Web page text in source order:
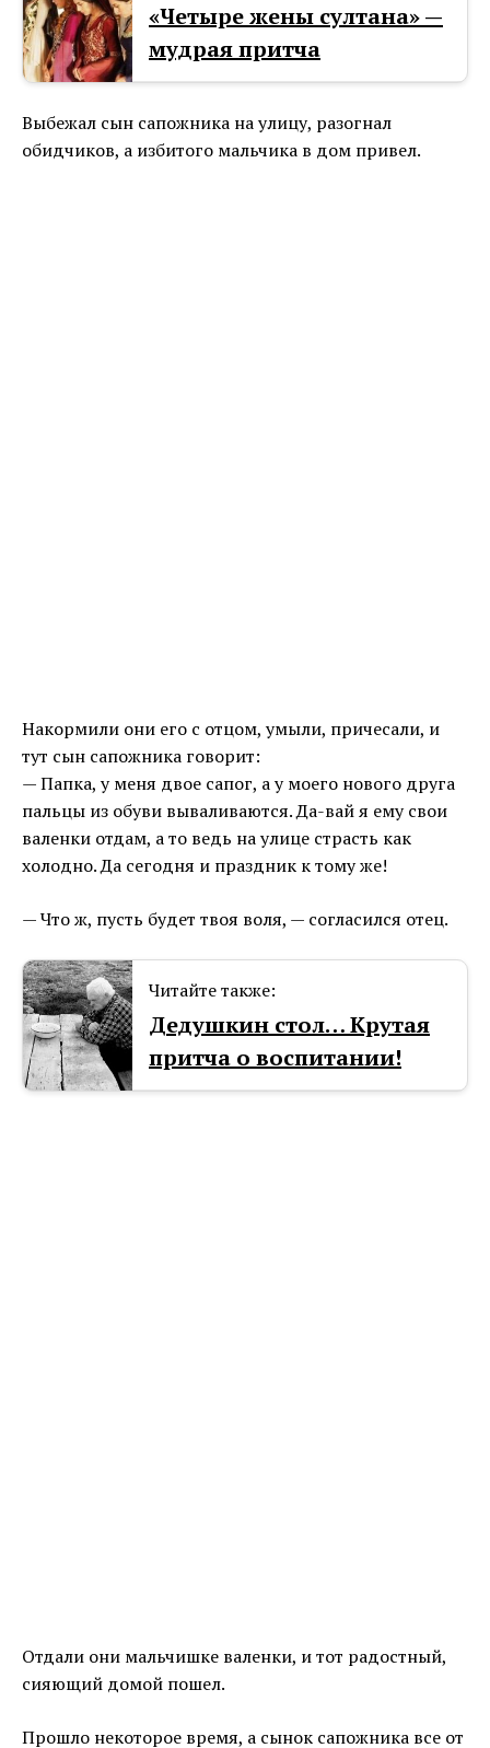
«Четыре жены султана» —
мудрая притча
Выбежал сын сапожника на улицу, разогнал
обидчиков, а избитого мальчика в дом привел.
Накормили они его с отцом, умыли, причесали, и
тут сын сапожника говорит:
— Папка, у меня двое сапог, а у моего нового друга
пальцы из обуви вываливаются. Да-вай я ему свои
валенки отдам, а то ведь на улице страсть как
холодно. Да сегодня и праздник к тому же!
— Что ж, пусть будет твоя воля, — согласился отец.
Читайте также:
Дедушкин стол… Крутая
притча о воспитании!
Отдали они мальчишке валенки, и тот радостный,
сияющий домой пошел.
Прошло некоторое время, а сынок сапожника все от